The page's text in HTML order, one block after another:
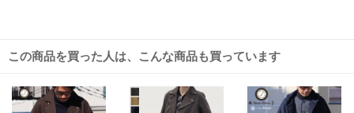
この商品を買った人は、こんな商品も買っています